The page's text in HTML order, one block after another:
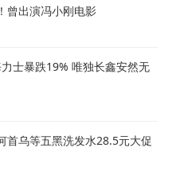
曾出演冯小刚电影
士暴跌19% 唯独长鑫安然无
首乌等五黑洗发水28.5元大促